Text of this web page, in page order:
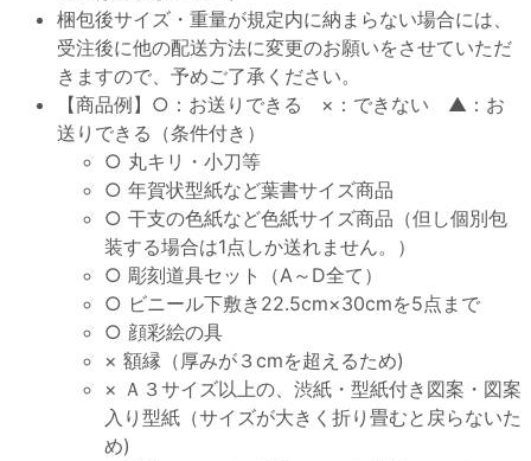
梱包後サイズ・重量が規定内に納まらない場合には、
受注後に他の配送方法に変更のお願いをさせていただ
きますので、予めご了承ください。
【商品例】○：お送りできる ×：できない ▲：お
送りできる（条件付き）
○ 丸キリ・小刀等
○ 年賀状型紙など葉書サイズ商品
○ 干支の色紙など色紙サイズ商品（但し個別包
装する場合は1点しか送れません。）
○ 彫刻道具セット（A～D全て）
○ ビニール下敷き22.5cm×30cmを5点まで
○ 顔彩絵の具
× 額縁（厚みが３cmを超えるため)
× Ａ３サイズ以上の、渋紙・型紙付き図案・図案
入り型紙（サイズが大きく折り畳むと戻らないた
め)